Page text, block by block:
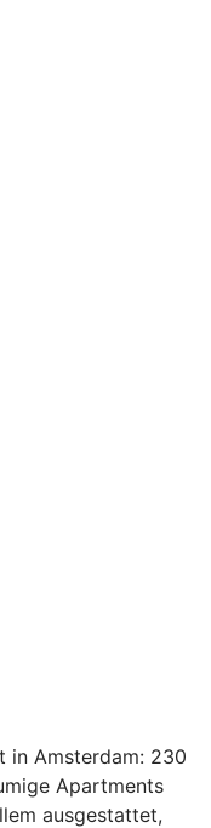
in Amsterdam: 230
Apartments
ausgestattet,